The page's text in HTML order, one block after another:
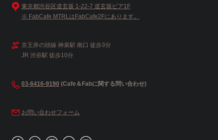
東京都渋谷区道玄坂 1-22-7 道玄坂ピア1F
※ FabCafe MTRLはFabCafe2Fにあります。
京王井の頭線 神泉駅 南口 徒歩3分
JR 渋谷駅 徒歩10分
03-6416-9190 (Cafe＆Fabに関する問い合わせ)
お問い合わせフォーム